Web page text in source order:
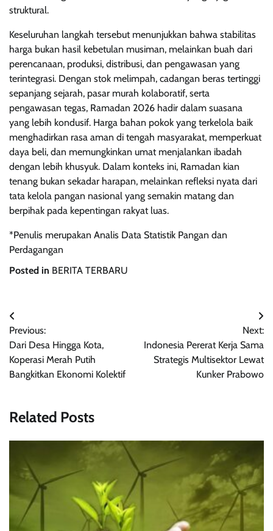
struktural.
Keseluruhan langkah tersebut menunjukkan bahwa stabilitas
harga bukan hasil kebetulan musiman, melainkan buah dari
perencanaan, produksi, distribusi, dan pengawasan yang
terintegrasi. Dengan stok melimpah, cadangan beras tertinggi
sepanjang sejarah, pasar murah kolaboratif, serta
pengawasan tegas, Ramadan 2026 hadir dalam suasana
yang lebih kondusif. Harga bahan pokok yang terkelola baik
menghadirkan rasa aman di tengah masyarakat, memperkuat
daya beli, dan memungkinkan umat menjalankan ibadah
dengan lebih khusyuk. Dalam konteks ini, Ramadan kian
tenang bukan sekadar harapan, melainkan refleksi nyata dari
tata kelola pangan nasional yang semakin matang dan
berpihak pada kepentingan rakyat luas.
*Penulis merupakan Analis Data Statistik Pangan dan
Perdagangan
Posted in BERITA TERBARU
Post
navigation
Previous:
Dari Desa Hingga Kota,
Koperasi Merah Putih
Bangkitkan Ekonomi Kolektif
Next:
Indonesia Pererat Kerja Sama
Strategis Multisektor Lewat
Kunker Prabowo
Related Posts